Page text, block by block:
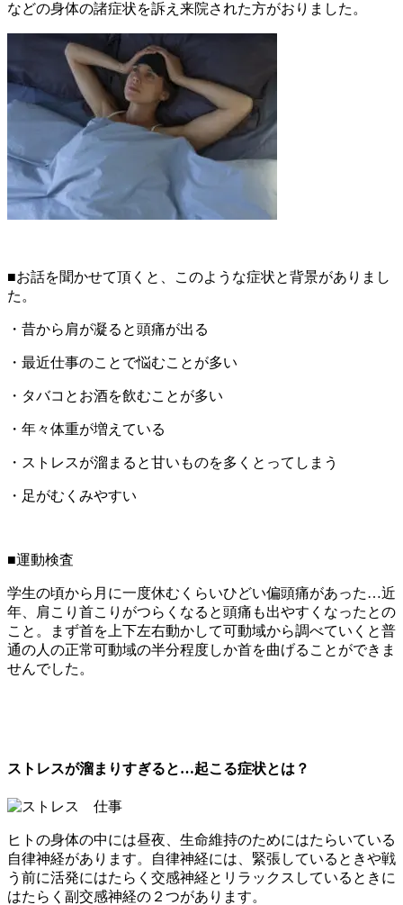
などの身体の諸症状を訴え来院された方がおりました。
■お話を聞かせて頂くと、このような症状と背景がありまし
た。
・昔から肩が凝ると頭痛が出る
・最近仕事のことで悩むことが多い
・タバコとお酒を飲むことが多い
・年々体重が増えている
・ストレスが溜まると甘いものを多くとってしまう
・足がむくみやすい
■運動検査
学生の頃から月に一度休むくらいひどい偏頭痛があった…近
年、肩こり首こりがつらくなると頭痛も出やすくなったとの
こと。まず首を上下左右動かして可動域から調べていくと普
通の人の正常可動域の半分程度しか首を曲げることができま
せんでした。
ストレスが溜まりすぎると…起こる症状とは？
ヒトの身体の中には昼夜、生命維持のためにはたらいている
自律神経があります。自律神経には、緊張しているときや戦
う前に活発にはたらく交感神経とリラックスしているときに
はたらく副交感神経の２つがあります。